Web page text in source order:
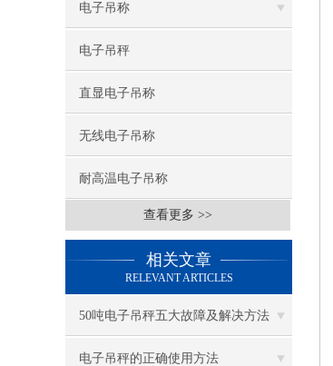
电子吊称
电子吊秤
直显电子吊称
无线电子吊称
耐高温电子吊称
查看更多 >>
相关文章
RELEVANT ARTICLES
50吨电子吊秤五大故障及解决方法
电子吊秤的正确使用方法